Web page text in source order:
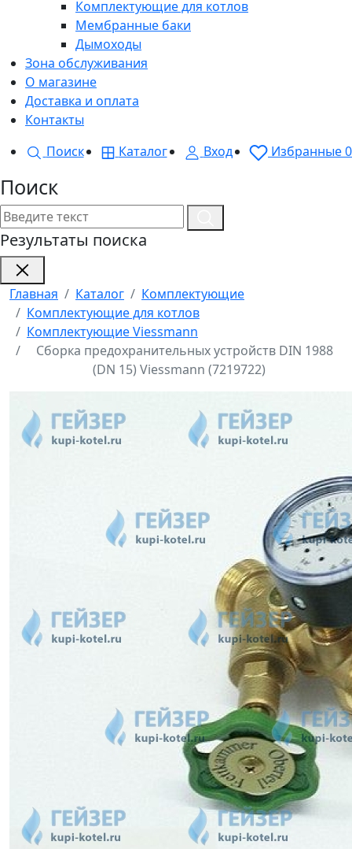
Комплектующие для котлов
Мембранные баки
Дымоходы
Зона обслуживания
О магазине
Доставка и оплата
Контакты
Поиск
Каталог Вход Избранные0
Поиск
Результаты поиска
Главная Каталог
Комплектующие
Комплектующие для котлов
Комплектующие Viessmann
Сборка предохранительных устройств DIN 1988
(DN 15) Viessmann (7219722)